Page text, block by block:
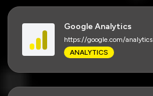
Google Analytics
https://google.com/analytics
ANALYTICS